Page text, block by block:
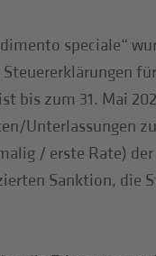
speciale“
bis zum 31. Mai
Unterlassungen
/ erste Rate) der
Sanktion, die